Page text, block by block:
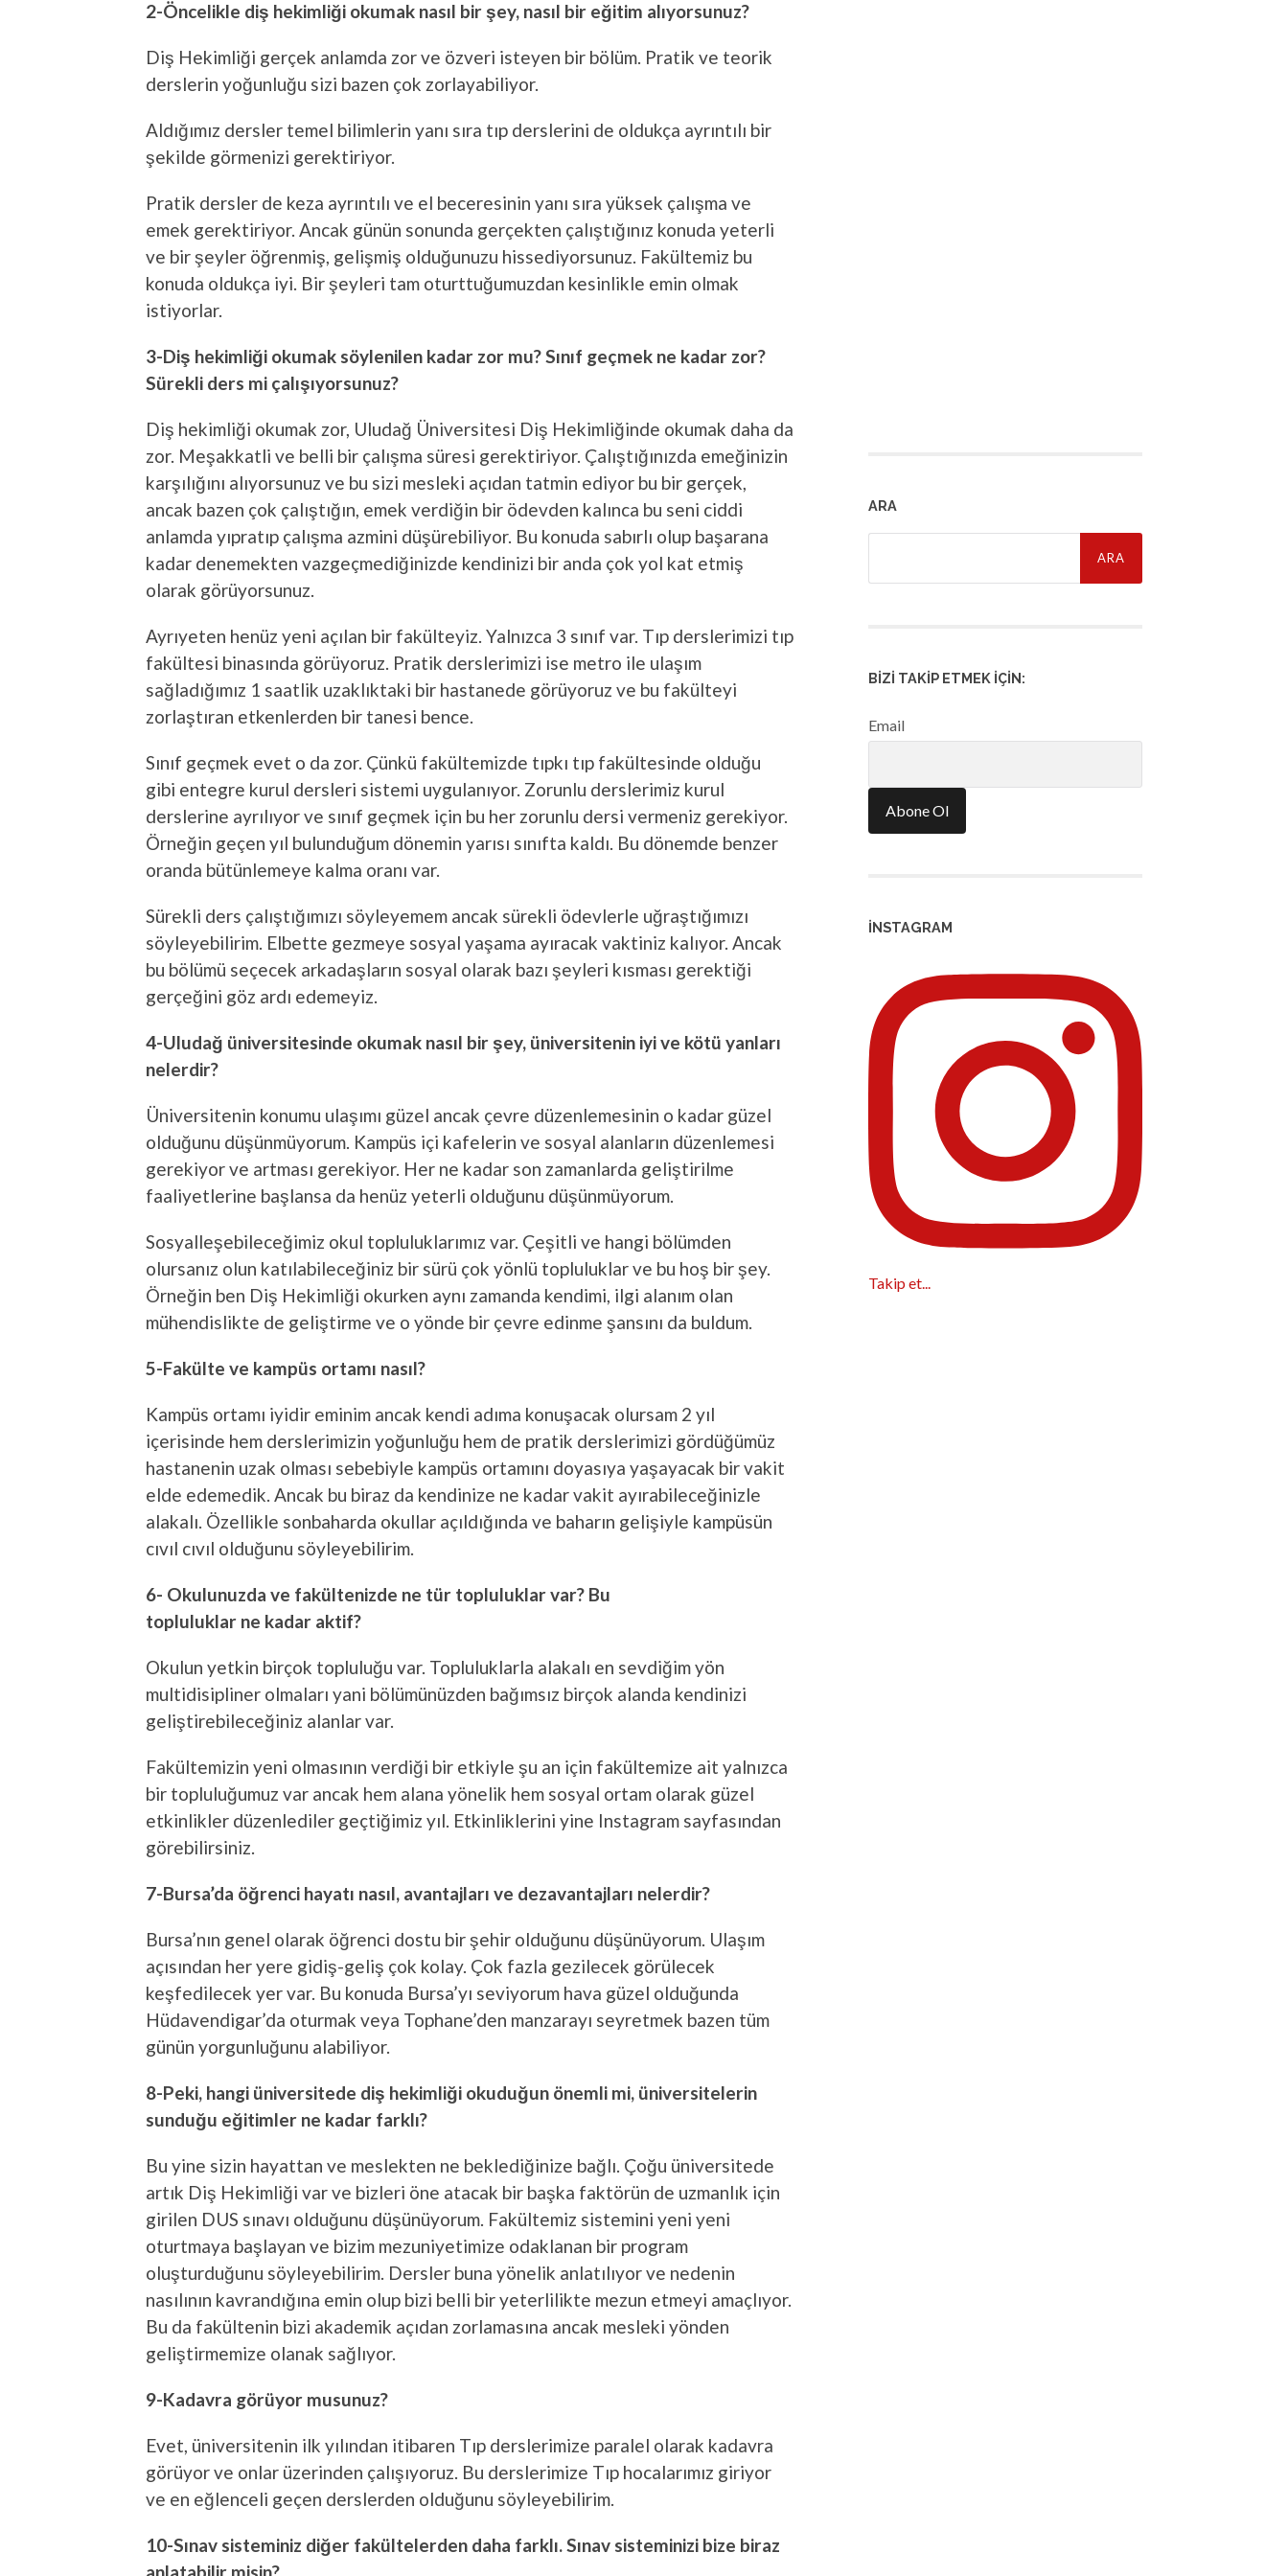
2-Öncelikle diş hekimliği okumak nasıl bir şey, nasıl bir eğitim alıyorsunuz?
Diş Hekimliği gerçek anlamda zor ve özveri isteyen bir bölüm. Pratik ve teorik
derslerin yoğunluğu sizi bazen çok zorlayabiliyor.
Aldığımız dersler temel bilimlerin yanı sıra tıp derslerini de oldukça ayrıntılı bir
şekilde görmenizi gerektiriyor.
Pratik dersler de keza ayrıntılı ve el beceresinin yanı sıra yüksek çalışma ve
emek gerektiriyor. Ancak günün sonunda gerçekten çalıştığınız konuda yeterli
ve bir şeyler öğrenmiş, gelişmiş olduğunuzu hissediyorsunuz. Fakültemiz bu
konuda oldukça iyi. Bir şeyleri tam oturttuğumuzdan kesinlikle emin olmak
istiyorlar.
3-Diş hekimliği okumak söylenilen kadar zor mu? Sınıf geçmek ne kadar zor?
Sürekli ders mi çalışıyorsunuz?
Diş hekimliği okumak zor, Uludağ Üniversitesi Diş Hekimliğinde okumak daha da
zor. Meşakkatli ve belli bir çalışma süresi gerektiriyor. Çalıştığınızda emeğinizin
karşılığını alıyorsunuz ve bu sizi mesleki açıdan tatmin ediyor bu bir gerçek,
ancak bazen çok çalıştığın, emek verdiğin bir ödevden kalınca bu seni ciddi
anlamda yıpratıp çalışma azmini düşürebiliyor. Bu konuda sabırlı olup başarana
kadar denemekten vazgeçmediğinizde kendinizi bir anda çok yol kat etmiş
olarak görüyorsunuz.
Ayrıyeten henüz yeni açılan bir fakülteyiz. Yalnızca 3 sınıf var. Tıp derslerimizi tıp
fakültesi binasında görüyoruz. Pratik derslerimizi ise metro ile ulaşım
sağladığımız 1 saatlik uzaklıktaki bir hastanede görüyoruz ve bu fakülteyi
zorlaştıran etkenlerden bir tanesi bence.
Sınıf geçmek evet o da zor. Çünkü fakültemizde tıpkı tıp fakültesinde olduğu
gibi entegre kurul dersleri sistemi uygulanıyor. Zorunlu derslerimiz kurul
derslerine ayrılıyor ve sınıf geçmek için bu her zorunlu dersi vermeniz gerekiyor.
Örneğin geçen yıl bulunduğum dönemin yarısı sınıfta kaldı. Bu dönemde benzer
oranda bütünlemeye kalma oranı var.
Sürekli ders çalıştığımızı söyleyemem ancak sürekli ödevlerle uğraştığımızı
söyleyebilirim. Elbette gezmeye sosyal yaşama ayıracak vaktiniz kalıyor. Ancak
bu bölümü seçecek arkadaşların sosyal olarak bazı şeyleri kısması gerektiği
gerçeğini göz ardı edemeyiz.
4-Uludağ üniversitesinde okumak nasıl bir şey, üniversitenin iyi ve kötü yanları
nelerdir?
Üniversitenin konumu ulaşımı güzel ancak çevre düzenlemesinin o kadar güzel
olduğunu düşünmüyorum. Kampüs içi kafelerin ve sosyal alanların düzenlemesi
gerekiyor ve artması gerekiyor. Her ne kadar son zamanlarda geliştirilme
faaliyetlerine başlansa da henüz yeterli olduğunu düşünmüyorum.
Sosyalleşebileceğimiz okul topluluklarımız var. Çeşitli ve hangi bölümden
olursanız olun katılabileceğiniz bir sürü çok yönlü topluluklar ve bu hoş bir şey.
Örneğin ben Diş Hekimliği okurken aynı zamanda kendimi, ilgi alanım olan
mühendislikte de geliştirme ve o yönde bir çevre edinme şansını da buldum.
5-Fakülte ve kampüs ortamı nasıl?
Kampüs ortamı iyidir eminim ancak kendi adıma konuşacak olursam 2 yıl
içerisinde hem derslerimizin yoğunluğu hem de pratik derslerimizi gördüğümüz
hastanenin uzak olması sebebiyle kampüs ortamını doyasıya yaşayacak bir vakit
elde edemedik. Ancak bu biraz da kendinize ne kadar vakit ayırabileceğinizle
alakalı. Özellikle sonbaharda okullar açıldığında ve baharın gelişiyle kampüsün
cıvıl cıvıl olduğunu söyleyebilirim.
6- Okulunuzda ve fakültenizde ne tür topluluklar var? Bu
topluluklar ne kadar aktif?
Okulun yetkin birçok topluluğu var. Topluluklarla alakalı en sevdiğim yön
multidisipliner olmaları yani bölümünüzden bağımsız birçok alanda kendinizi
geliştirebileceğiniz alanlar var.
Fakültemizin yeni olmasının verdiği bir etkiyle şu an için fakültemize ait yalnızca
bir topluluğumuz var ancak hem alana yönelik hem sosyal ortam olarak güzel
etkinlikler düzenlediler geçtiğimiz yıl. Etkinliklerini yine Instagram sayfasından
görebilirsiniz.
7-Bursa’da öğrenci hayatı nasıl, avantajları ve dezavantajları nelerdir?
Bursa’nın genel olarak öğrenci dostu bir şehir olduğunu düşünüyorum. Ulaşım
açısından her yere gidiş-geliş çok kolay. Çok fazla gezilecek görülecek
keşfedilecek yer var. Bu konuda Bursa’yı seviyorum hava güzel olduğunda
Hüdavendigar’da oturmak veya Tophane’den manzarayı seyretmek bazen tüm
günün yorgunluğunu alabiliyor.
8-Peki, hangi üniversitede diş hekimliği okuduğun önemli mi, üniversitelerin
sunduğu eğitimler ne kadar farklı?
Bu yine sizin hayattan ve meslekten ne beklediğinize bağlı. Çoğu üniversitede
artık Diş Hekimliği var ve bizleri öne atacak bir başka faktörün de uzmanlık için
girilen DUS sınavı olduğunu düşünüyorum. Fakültemiz sistemini yeni yeni
oturtmaya başlayan ve bizim mezuniyetimize odaklanan bir program
oluşturduğunu söyleyebilirim. Dersler buna yönelik anlatılıyor ve nedenin
nasılının kavrandığına emin olup bizi belli bir yeterlilikte mezun etmeyi amaçlıyor.
Bu da fakültenin bizi akademik açıdan zorlamasına ancak mesleki yönden
geliştirmemize olanak sağlıyor.
9-Kadavra görüyor musunuz?
Evet, üniversitenin ilk yılından itibaren Tıp derslerimize paralel olarak kadavra
görüyor ve onlar üzerinden çalışıyoruz. Bu derslerimize Tıp hocalarımız giriyor
ve en eğlenceli geçen derslerden olduğunu söyleyebilirim.
10-Sınav sisteminiz diğer fakültelerden daha farklı. Sınav sisteminizi bize biraz
anlatabilir misin?
ARA
BIZI TAKIP ETMEK İÇIN:
Email
İNSTAGRAM
Takip et...